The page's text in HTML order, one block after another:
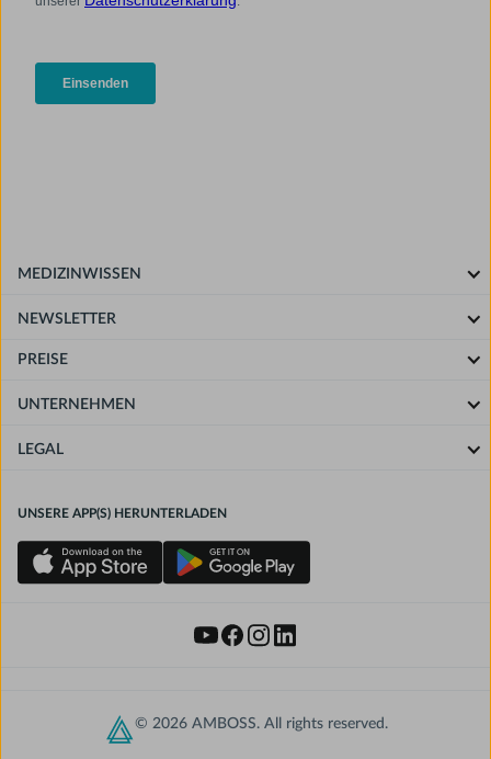
MEDIZINWISSEN
NEWSLETTER
PREISE
UNTERNEHMEN
LEGAL
UNSERE APP(S) HERUNTERLADEN
© 2026 AMBOSS. All rights reserved.